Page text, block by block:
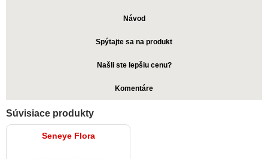
Návod
Spýtajte sa na produkt
Našli ste lepšiu cenu?
Komentáre
Súvisiace produkty
Seneye Flora